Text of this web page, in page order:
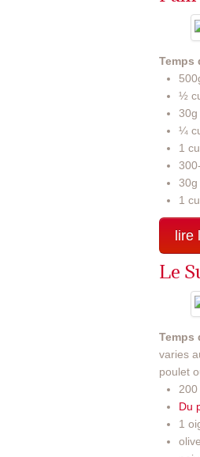
Temps
½
30g
¼
1
30g
1
lire
Le
Temps
varies
poulet
200
Du
1